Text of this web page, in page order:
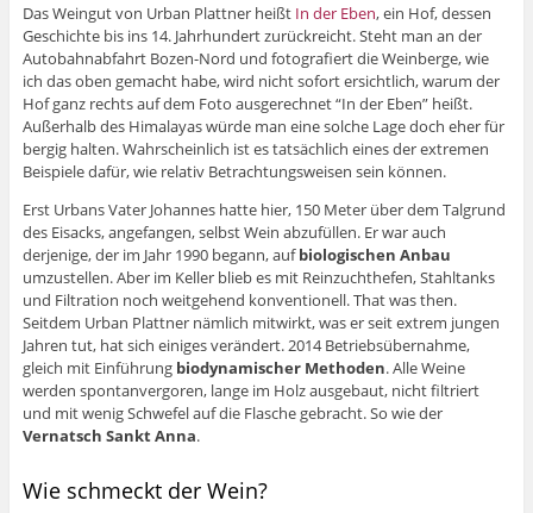
Das Weingut von Urban Plattner heißt In der Eben, ein Hof, dessen
Geschichte bis ins 14. Jahrhundert zurückreicht. Steht man an der
Autobahnabfahrt Bozen-Nord und fotografiert die Weinberge, wie
ich das oben gemacht habe, wird nicht sofort ersichtlich, warum der
Hof ganz rechts auf dem Foto ausgerechnet “In der Eben” heißt.
Außerhalb des Himalayas würde man eine solche Lage doch eher für
bergig halten. Wahrscheinlich ist es tatsächlich eines der extremen
Beispiele dafür, wie relativ Betrachtungsweisen sein können.
Erst Urbans Vater Johannes hatte hier, 150 Meter über dem Talgrund
des Eisacks, angefangen, selbst Wein abzufüllen. Er war auch
derjenige, der im Jahr 1990 begann, aufbiologischen Anbau
umzustellen. Aber im Keller blieb es mit Reinzuchthefen, Stahltanks
und Filtration noch weitgehend konventionell. That was then.
Seitdem Urban Plattner nämlich mitwirkt, was er seit extrem jungen
Jahren tut, hat sich einiges verändert. 2014 Betriebsübernahme,
gleich mit Einführung biodynamischer Methoden. Alle Weine
werden spontanvergoren, lange im Holz ausgebaut, nicht filtriert
und mit wenig Schwefel auf die Flasche gebracht. So wie der
Vernatsch Sankt Anna.
Wie schmeckt der Wein?